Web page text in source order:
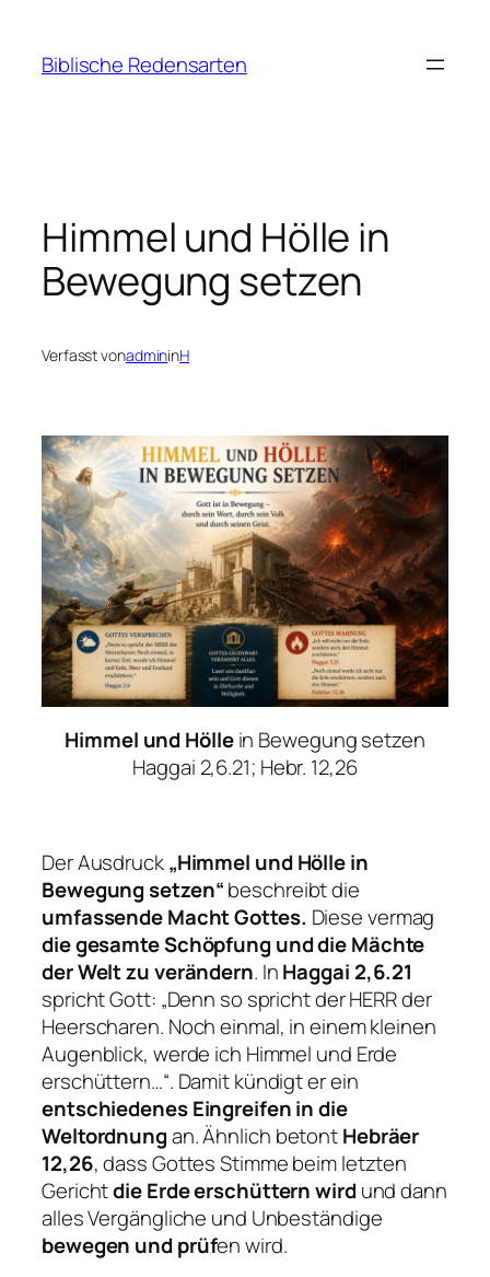
springen
Biblische Redensarten
Himmel und Hölle in
Bewegung setzen
Verfasst vonadmininH
Himmel und Höllein Bewegung setzen
Haggai 2,6.21; Hebr. 12,26
Der Ausdruck„Himmel und Hölle in
Bewegung setzen“beschreibt die
umfassende Macht Gottes. Diese vermag
die gesamte Schöpfung und die Mächte
der Welt zu verändern. InHaggai 2,6.21
spricht Gott: „Denn so spricht der HERR der
Heerscharen. Noch einmal, in einem kleinen
Augenblick, werde ich Himmel und Erde
erschüttern…“. Damit kündigt er ein
entschiedenes Eingreifen in die
Weltordnungan. Ähnlich betontHebräer
12,26, dass Gottes Stimme beim letzten
Gerichtdie Erde erschüttern wirdund dann
alles Vergängliche und Unbeständige
bewegen und prüfen wird.